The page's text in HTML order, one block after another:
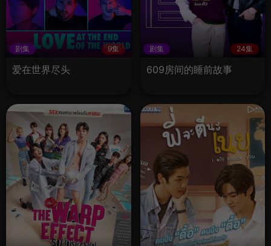
剧集 9集
爱在世界尽头
剧集 24集
609房间的睡前故事